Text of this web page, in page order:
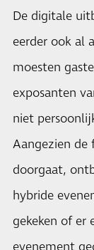
De digitale
eerder ook al
moesten
exposanten
niet
Aangezien de
doorgaat,
hybride
gekeken of er